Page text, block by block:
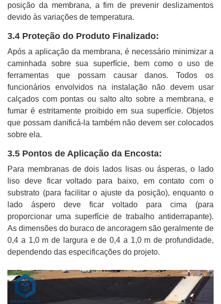
posição da membrana, a fim de prevenir deslizamentos
devido às variações de temperatura.
3.4 Proteção do Produto Finalizado:
Após a aplicação da membrana, é necessário minimizar a
caminhada sobre sua superfície, bem como o uso de
ferramentas que possam causar danos. Todos os
funcionários envolvidos na instalação não devem usar
calçados com pontas ou salto alto sobre a membrana, e
fumar é estritamente proibido em sua superfície. Objetos
que possam danificá-la também não devem ser colocados
sobre ela.
3.5 Pontos de Aplicação da Encosta:
Para membranas de dois lados lisas ou ásperas, o lado
liso deve ficar voltado para baixo, em contato com o
substrato (para facilitar o ajuste da posição), enquanto o
lado áspero deve ficar voltado para cima (para
proporcionar uma superfície de trabalho antiderrapante).
As dimensões do buraco de ancoragem são geralmente de
0,4 a 1,0 m de largura e de 0,4 a 1,0 m de profundidade,
dependendo das especificações do projeto.